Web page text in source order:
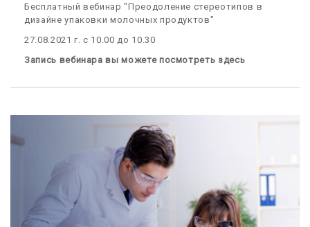
Бесплатный вебинар "Преодоление стереотипов в
дизайне упаковки молочных продуктов"
27.08.2021 г. с 10.00 до 10.30
Запись вебинара вы можете посмотреть здесь